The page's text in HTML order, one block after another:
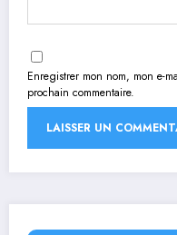
Enregistrer mon nom, mon e-
prochain commentaire.